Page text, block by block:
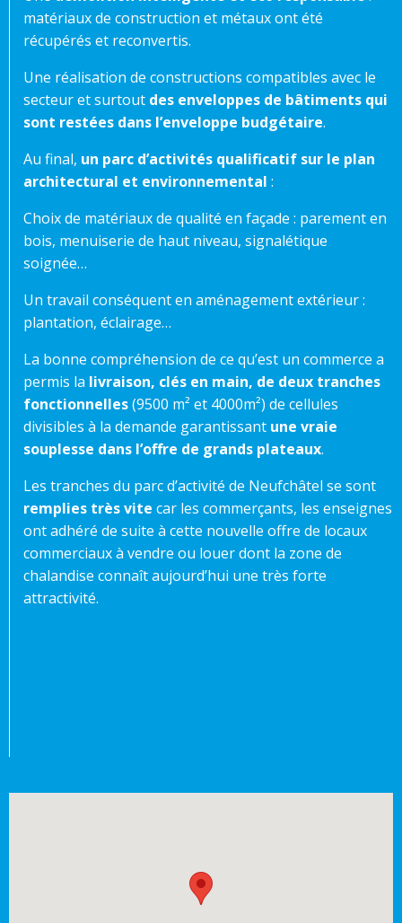
matériaux de construction et métaux ont été
récupérés et reconvertis.
Une réalisation de constructions compatibles avec le
secteur et surtout des enveloppes de bâtiments qui
sont restées dans l’enveloppe budgétaire.
Au final, un parc d’activités qualificatif sur le plan
architectural et environnemental :
Choix de matériaux de qualité en façade : parement en
bois, menuiserie de haut niveau, signalétique
soignée…
Un travail conséquent en aménagement extérieur :
plantation, éclairage…
La bonne compréhension de ce qu’est un commerce a
permis la livraison, clés en main, de deux tranches
fonctionnelles(9500 m² et 4000m²) de cellules
divisibles à la demande garantissant une vraie
souplesse dans l’offre de grands plateaux.
Les tranches du parc d’activité de Neufchâtel se sont
remplies très vite car les commerçants, les enseignes
ont adhéré de suite à cette nouvelle offre de locaux
commerciaux à vendre ou louer dont la zone de
chalandise connaît aujourd’hui une très forte
attractivité.